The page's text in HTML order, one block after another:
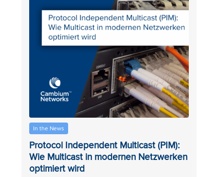
In the News
Protocol Independent Multicast (PIM):
Wie Multicast in modernen Netzwerken
optimiert wird